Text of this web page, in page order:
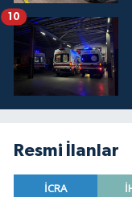
10
Resmi İlanlar